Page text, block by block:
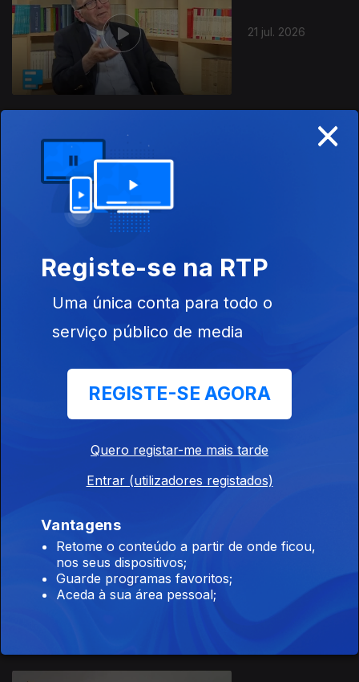
21 jul. 2026
17 jul. 2026
16 jul. 2026
×
Registe-se na RTP
Uma única conta para todo o
serviço público de media
REGISTE-SE AGORA
Quero registar-me mais tarde
Entrar (utilizadores registados)
Vantagens
Retome o conteúdo a partir de onde ficou,
nos seus dispositivos;
Guarde programas favoritos;
Aceda à sua área pessoal;